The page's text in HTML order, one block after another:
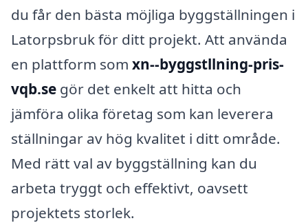
du får den bästa möjliga byggställningen i
Latorpsbruk för ditt projekt. Att använda
en plattform som xn--byggstllning-pris-
vqb.se gör det enkelt att hitta och
jämföra olika företag som kan leverera
ställningar av hög kvalitet i ditt område.
Med rätt val av byggställning kan du
arbeta tryggt och effektivt, oavsett
projektets storlek.